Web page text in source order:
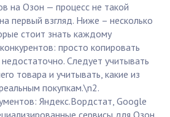
на Озон — процесс не такой
первый взгляд. Ниже – несколько
стоит знать каждому
просто копировать
Следует учитывать
товара и учитывать, какие из
покупкам.\n2.
Яндекс.Вордстат, Google